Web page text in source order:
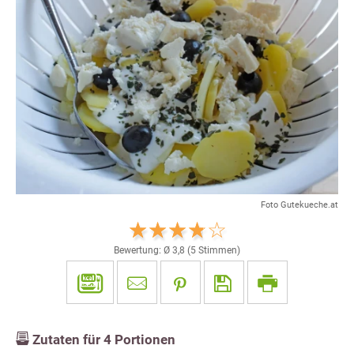
Foto Gutekueche.at
Bewertung: Ø 3,8 (5 Stimmen)
Zutaten für 4 Portionen